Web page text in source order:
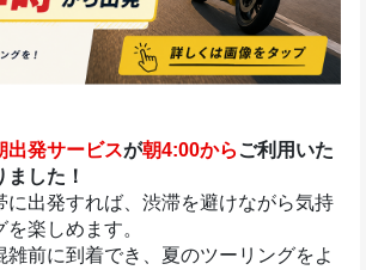
出発サービスが朝4:00から ご利用いた
した！
に出発すれば、渋滞を避けながら気持
楽しめます。
雑前に到着でき、夏のツーリングをよ